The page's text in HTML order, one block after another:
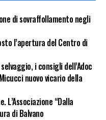
di sovraffollamento negli
l’apertura del Centro di
i consigli dell’Adoc
nuovo vicario della
L’Associazione “Dalla
di Balvano